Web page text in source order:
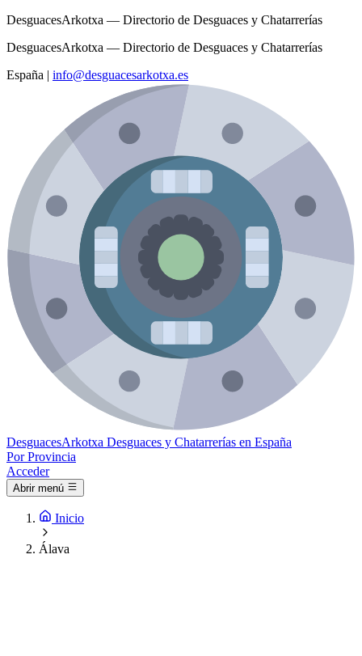
DesguacesArkotxa — Directorio de Desguaces y Chatarrerías
DesguacesArkotxa — Directorio de Desguaces y Chatarrerías
España | info@desguacesarkotxa.es
DesguacesArkotxa Desguaces y Chatarrerías en España
Por Provincia
Acceder
Abrir menú
Inicio
Álava